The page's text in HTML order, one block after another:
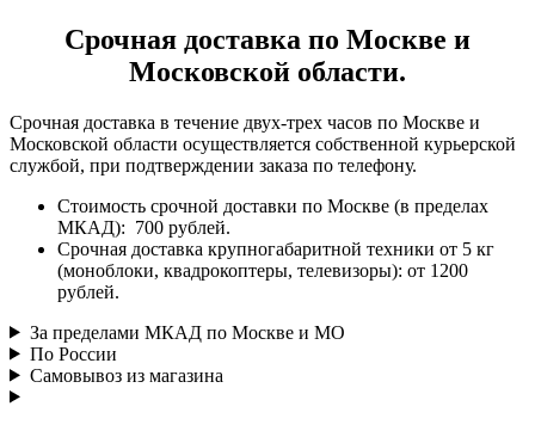
Срочная доставка по Москве и
Московской области.
Срочная доставка в течение двух-трех часов по Москве и
Московской области осуществляется собственной курьерской
службой, при подтверждении заказа по телефону.
Стоимость срочной доставки по Москве (в пределах
МКАД): 700 рублей.
Срочная доставка крупногабаритной техники от 5 кг
(моноблоки, квадрокоптеры, телевизоры): от 1200
рублей.
За пределами МКАД по Москве и МО
По России
Самовывоз из магазина